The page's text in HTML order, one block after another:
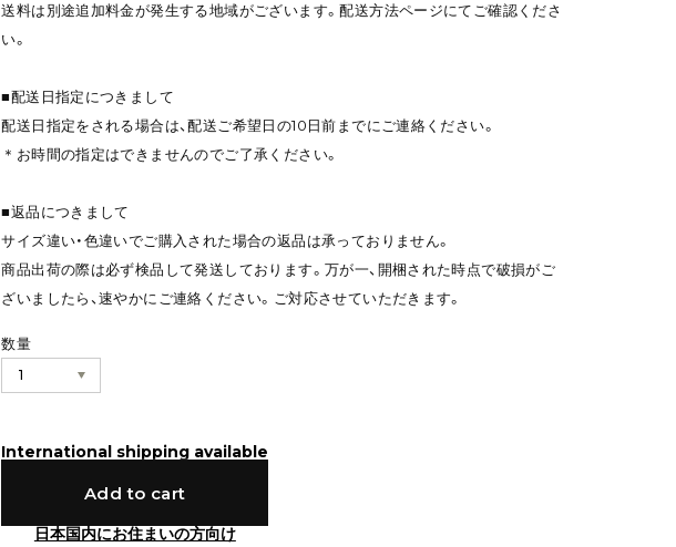
送料は別途追加料金が発生する地域がございます。配送方法ページにてご確認くださ
い。
■配送日指定につきまして
配送日指定をされる場合は、配送ご希望日の10日前までにご連絡ください。
＊お時間の指定はできませんのでご了承ください。
■返品につきまして
サイズ違い・色違いでご購入された場合の返品は承っておりません。
商品出荷の際は必ず検品して発送しております。万が一、開梱された時点で破損がご
ざいましたら、速やかにご連絡ください。ご対応させていただきます。
数量
International shipping available
Add to cart
日本国内にお住まいの方向け